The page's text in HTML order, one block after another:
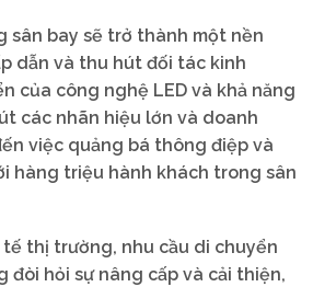
sân bay sẽ trở thành một nền
dẫn và thu hút đối tác kinh
của công nghệ LED và khả năng
các nhãn hiệu lớn và doanh
việc quảng bá thông điệp và
hàng triệu hành khách trong sân
thị trường, nhu cầu di chuyển
đòi hỏi sự nâng cấp và cải thiện,